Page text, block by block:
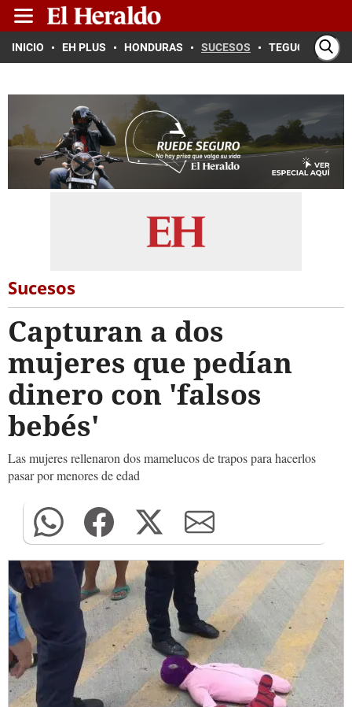
INICIO EH PLUS HONDURAS SUCESOS TEGUCIGALPA
Sucesos
Capturan a dos
mujeres que pedían
dinero con 'falsos
bebés'
Las mujeres rellenaron dos mamelucos de trapos para hacerlos
pasar por menores de edad